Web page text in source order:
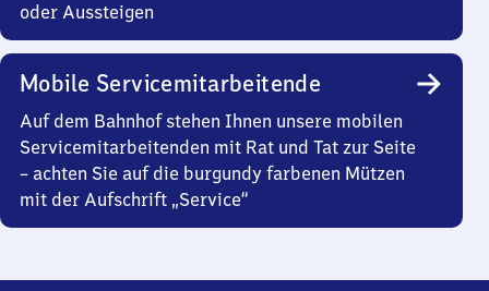
oder Aussteigen
Mobile Servicemitarbeitende
Auf dem Bahnhof stehen Ihnen unsere mobilen
Servicemitarbeitenden mit Rat und Tat zur Seite
– achten Sie auf die burgundy farbenen Mützen
mit der Aufschrift „Service“